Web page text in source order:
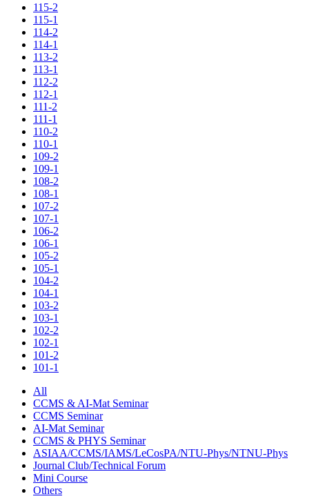
115-2
115-1
114-2
114-1
113-2
113-1
112-2
112-1
111-2
111-1
110-2
110-1
109-2
109-1
108-2
108-1
107-2
107-1
106-2
106-1
105-2
105-1
104-2
104-1
103-2
103-1
102-2
102-1
101-2
101-1
All
CCMS & AI-Mat Seminar
CCMS Seminar
AI-Mat Seminar
CCMS & PHYS Seminar
ASIAA/CCMS/IAMS/LeCosPA/NTU-Phys/NTNU-Phys
Journal Club/Technical Forum
Mini Course
Others